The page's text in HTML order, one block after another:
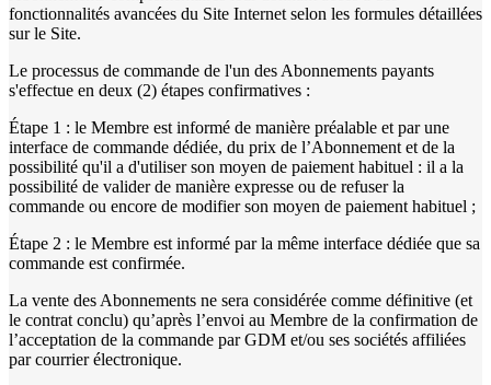
fonctionnalités avancées du Site Internet selon les formules détaillées
sur le Site.
Le processus de commande de l'un des Abonnements payants
s'effectue en deux (2) étapes confirmatives :
Étape 1 : le Membre est informé de manière préalable et par une
interface de commande dédiée, du prix de l’Abonnement et de la
possibilité qu'il a d'utiliser son moyen de paiement habituel : il a la
possibilité de valider de manière expresse ou de refuser la
commande ou encore de modifier son moyen de paiement habituel ;
Étape 2 : le Membre est informé par la même interface dédiée que sa
commande est confirmée.
La vente des Abonnements ne sera considérée comme définitive (et
le contrat conclu) qu’après l’envoi au Membre de la confirmation de
l’acceptation de la commande par GDM et/ou ses sociétés affiliées
par courrier électronique.